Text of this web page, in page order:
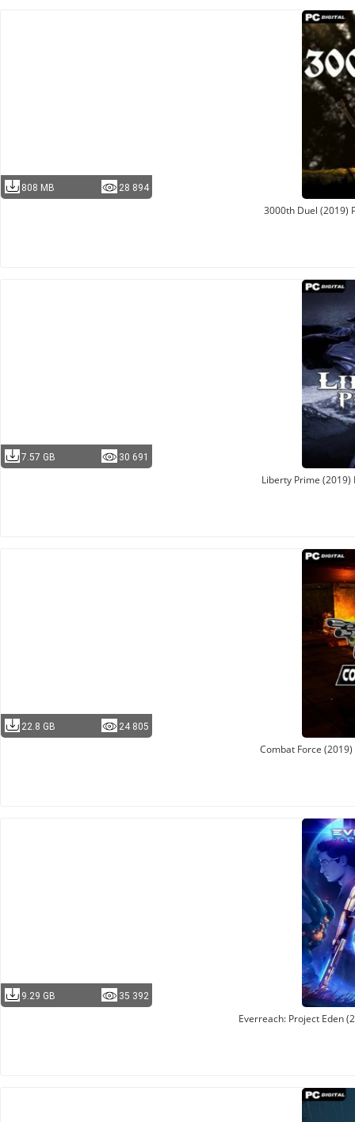
808 MB 28 894
3000th Duel (2019)
7.57 GB 30 691
Liberty Prime
22.8 GB 24 805
Combat Force
9.29 GB 35 392
Everreach: Project Eden